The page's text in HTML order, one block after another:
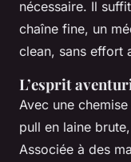
nécessaire. Il
chaîne fine, un
clean, sans effort
L’esprit
Avec une
pull en laine
Associée à des